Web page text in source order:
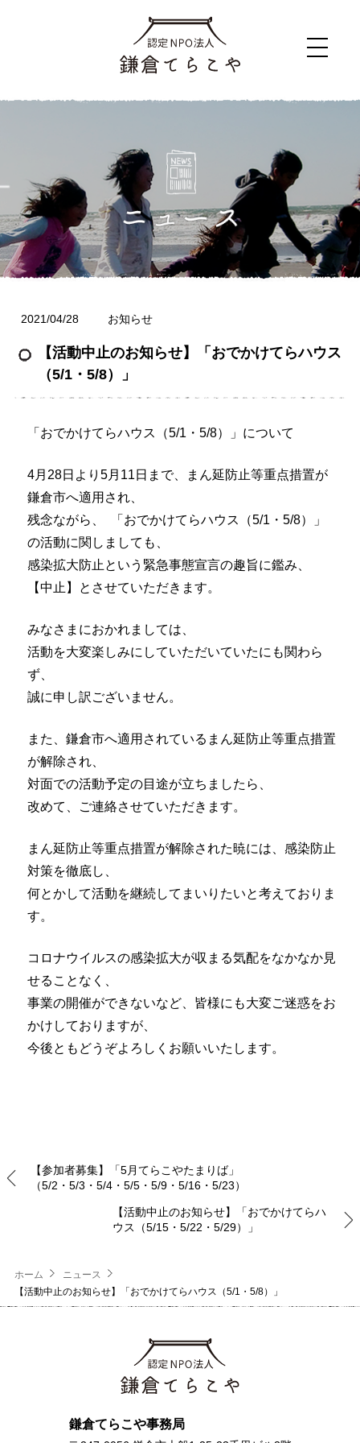
2021/04/28 お知らせ
【活動中止のお知らせ】「おでかけてらハウス
（5/1・5/8）」
「おでかけてらハウス（5/1・5/8）」について
4月28日より5月11日まで、まん延防止等重点措置が
鎌倉市へ適用され、
残念ながら、 「おでかけてらハウス（5/1・5/8）」
の活動に関しましても、
感染拡大防止という緊急事態宣言の趣旨に鑑み、
【中止】とさせていただきます。
みなさまにおかれましては、
活動を大変楽しみにしていただいていたにも関わら
ず、
誠に申し訳ございません。
また、鎌倉市へ適用されているまん延防止等重点措置
が解除され、
対面での活動予定の目途が立ちましたら、
改めて、ご連絡させていただきます。
まん延防止等重点措置が解除された暁には、感染防止
対策を徹底し、
何とかして活動を継続してまいりたいと考えておりま
す。
コロナウイルスの感染拡大が収まる気配をなかなか見
せることなく、
事業の開催ができないなど、皆様にも大変ご迷惑をお
かけしておりますが、
今後ともどうぞよろしくお願いいたします。
【参加者募集】「5月てらこやたまりば」
（5/2・5/3・5/4・5/5・5/9・5/16・5/23）
【活動中止のお知らせ】「おでかけてらハ
ウス（5/15・5/22・5/29）」
ホーム
ニュース
【活動中止のお知らせ】「おでかけてらハウス（5/1・5/8）」
鎌倉てらこや事務局